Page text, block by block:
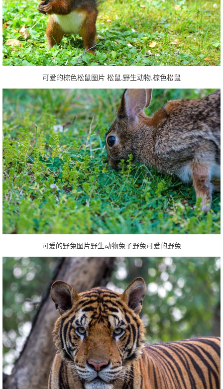
可爱的棕色松鼠图片 松鼠,野生动物,棕色松鼠
可爱的野兔图片野生动物兔子野兔可爱的野兔